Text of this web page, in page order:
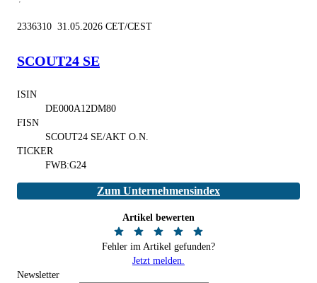
2336310 31.05.2026 CET/CEST
SCOUT24 SE
ISIN
DE000A12DM80
FISN
SCOUT24 SE/AKT O.N.
TICKER
FWB:G24
Zum Unternehmensindex
Artikel bewerten
Fehler im Artikel gefunden?
Jetzt melden.
Newsletter